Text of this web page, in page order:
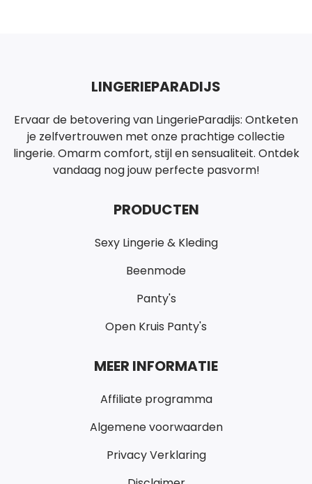
LINGERIEPARADIJS
Ervaar de betovering van LingerieParadijs: Ontketen
je zelfvertrouwen met onze prachtige collectie
lingerie. Omarm comfort, stijl en sensualiteit. Ontdek
vandaag nog jouw perfecte pasvorm!
PRODUCTEN
Sexy Lingerie & Kleding
Beenmode
Panty's
Open Kruis Panty's
MEER INFORMATIE
Affiliate programma
Algemene voorwaarden
Privacy Verklaring